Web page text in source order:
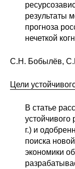
результаты
прогноза
нечеткой
С.Н. Бобылёв,
Цели
В статье
г.) и
поиска
экономики